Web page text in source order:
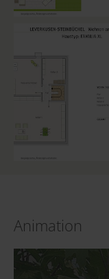
Animation